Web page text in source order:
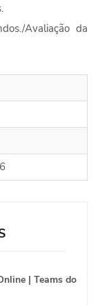
Avaliação da
| Teams do